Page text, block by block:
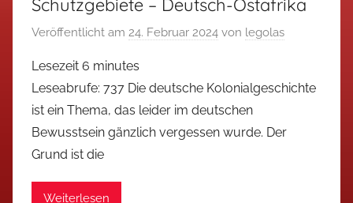
Veröffentlicht am 24. Februar 2024 von legolas
Lesezeit 6 minutes
Leseabrufe: 737 Die deutsche Kolonialgeschichte
ist ein Thema, das leider im deutschen
Bewusstsein gänzlich vergessen wurde. Der
Grund ist die
Weiterlesen